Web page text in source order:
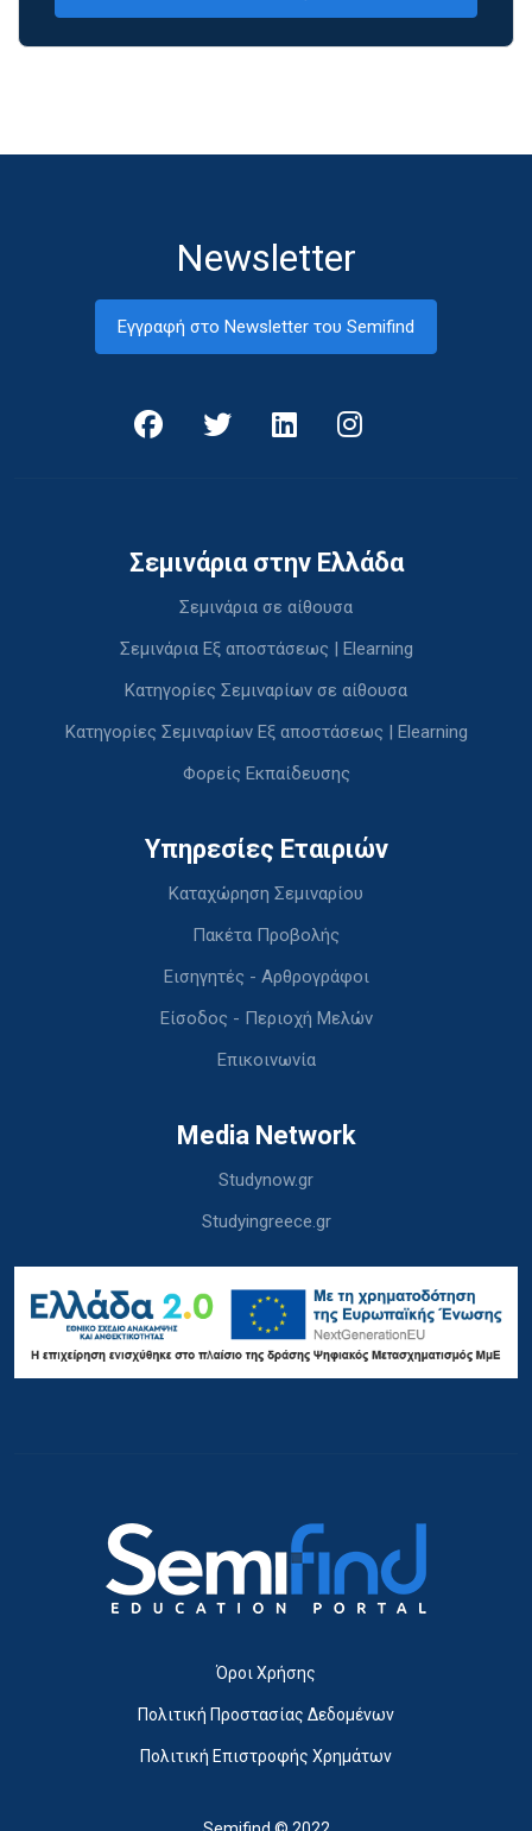
Newsletter
Εγγραφή στο Newsletter του Semifind
Σεμινάρια στην Ελλάδα
Σεμινάρια σε αίθουσα
Σεμινάρια Εξ αποστάσεως | Elearning
Κατηγορίες Σεμιναρίων σε αίθουσα
Κατηγορίες Σεμιναρίων Εξ αποστάσεως | Elearning
Φορείς Εκπαίδευσης
Υπηρεσίες Εταιριών
Καταχώρηση Σεμιναρίου
Πακέτα Προβολής
Εισηγητές - Αρθρογράφοι
Είσοδος - Περιοχή Μελών
Επικοινωνία
Media Network
Studynow.gr
Studyingreece.gr
Όροι Χρήσης
Πολιτική Προστασίας Δεδομένων
Πολιτική Επιστροφής Χρημάτων